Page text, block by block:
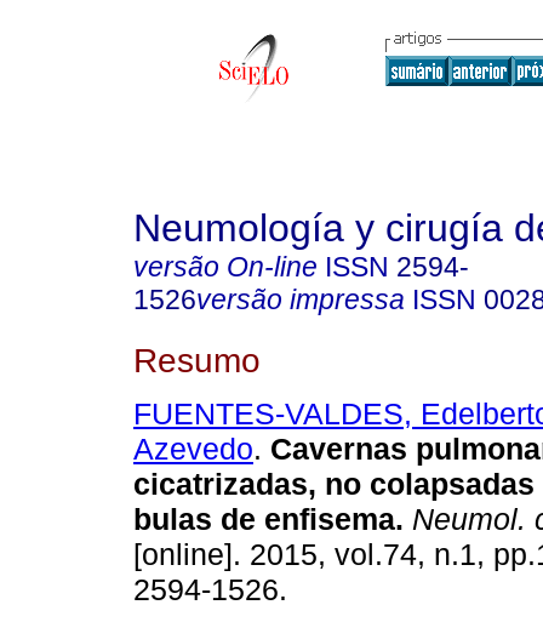
Neumología y cirugía
versão On-line ISSN 2594-
1526versão impressa ISSN
Resumo
FUENTES-VALDES,
Azevedo. Cavernas
cicatrizadas, no
bulas de enfisema. Neumol.
[online]. 2015, vol.74, n.1,
2594-1526.